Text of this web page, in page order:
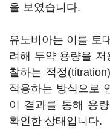
을 보였습니다.
유노비아는 이를 토
려해 투약 용량을
찰하는 적정
적용하는 방식으로
이 결과를 통해 용
확인한 상태입니다.